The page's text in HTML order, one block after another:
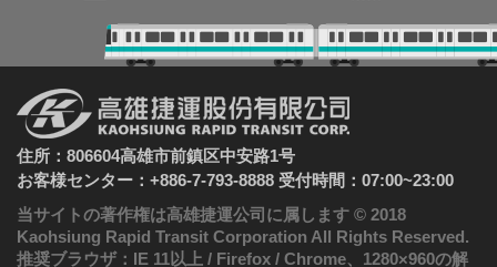
住所：806604高雄市前鎮区中安路1号
お客様センター：+886-7-793-8888 受付時間：07:00~23:00
当サイトの著作権は高雄捷運公司に属します © 2018
Kaohsiung Rapid Transit Corporation All Rights Reserved.
推奨ブラウザ：IE 11以上 / Firefox / Chrome、1280×960の解